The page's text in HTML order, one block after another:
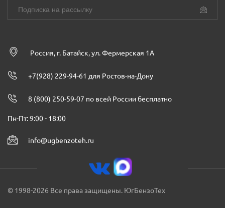
Россия, г. Батайск, ул. Фермерская 1А
+7(928) 229-94-61 для Ростов-на-Дону
8 (800) 250-59-07 по всей России бесплатно
Пн-Пт: 9:00 - 18:00
info@ugbenzoteh.ru
© 1998-2026 Все права защищены. ЮгБензоТех